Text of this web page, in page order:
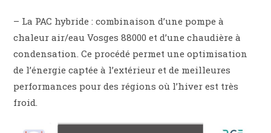
– La PAC hybride : combinaison d’une pompe à
chaleur air/eau Vosges 88000 et d’une chaudière à
condensation. Ce procédé permet une optimisation
de l’énergie captée à l’extérieur et de meilleures
performances pour des régions où l’hiver est très
froid.